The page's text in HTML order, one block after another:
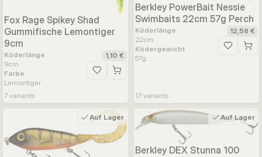
Fox Rage Spikey Shad
Gummifische Lemontiger
9cm
Köderlänge
9cm
Farbe
Lemontiger
1,10 €
Zur Wunschliste hinzufügen
7 variants
Berkley PowerBait Nessie
Swimbaits 22cm 57g Perch
Köderlänge
22cm
Ködergewicht
57g
12,58 €
Zur
17 variants
Auf Lager Auf Lager
Berkley DEX Stunna 100